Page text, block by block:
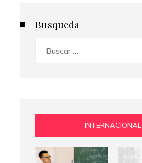
Busqueda
INTERNACIONAL